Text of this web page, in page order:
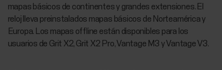
mapas básicos de continentes y grandes extensiones. El
reloj lleva preinstalados mapas básicos de Norteamérica y
Europa. Los mapas offline están disponibles para los
usuarios de Grit X2, Grit X2 Pro, Vantage M3 y Vantage V3.